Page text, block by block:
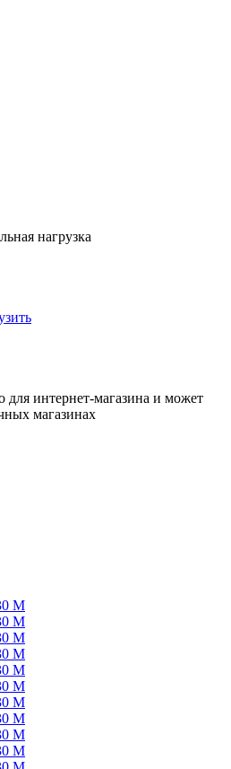
нагрузка
для интернет-магазина и может
магазинах